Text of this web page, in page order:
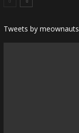
Tweets by meownauts